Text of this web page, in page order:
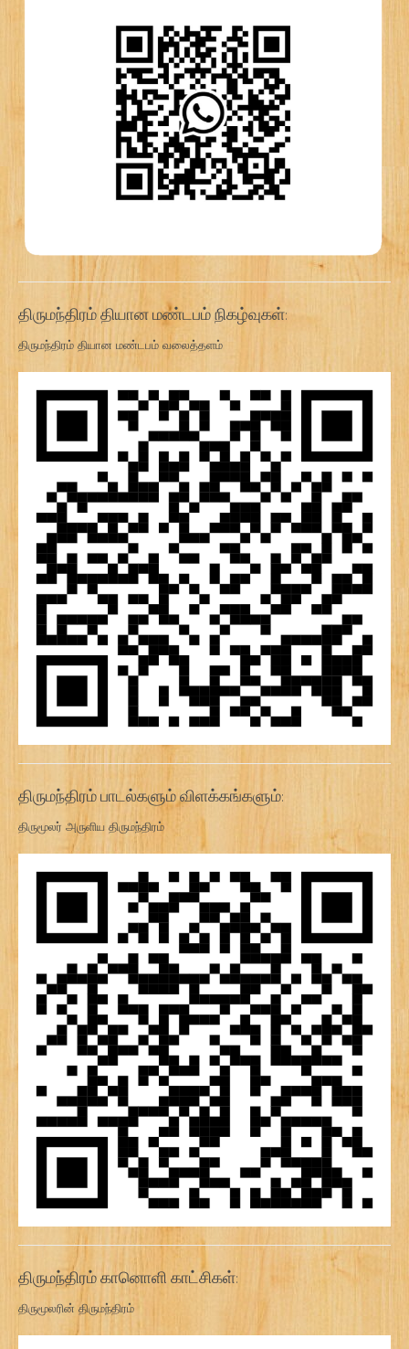
திருமந்திரம் தியான மண்டபம் நிகழ்வுகள்:
திருமந்திரம் தியான மண்டபம் வலைத்தளம்
திருமந்திரம் பாடல்களும் விளக்கங்களும்:
திருமூலர் அருளிய திருமந்திரம்
திருமந்திரம் கானொளி காட்சிகள்:
திருமூலரின் திருமந்திரம்